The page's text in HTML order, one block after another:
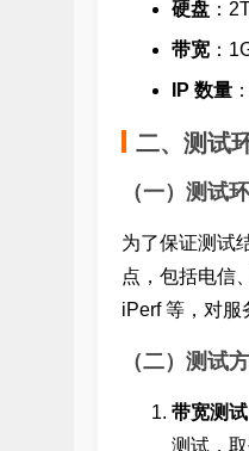
硬盘 ：
带宽 ：
IP 数量
二、测试
（一）测试
为了保证测试
点，包括电信
iPerf 等，对服
（二）测试
带宽测试
测试，